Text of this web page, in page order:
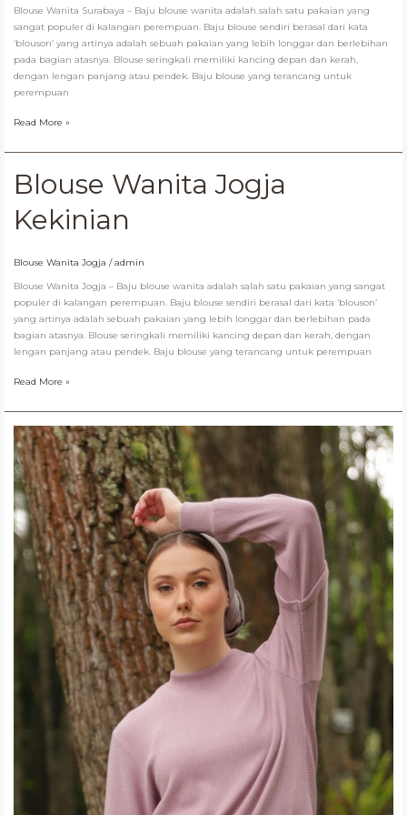
Blouse Wanita Surabaya – Baju blouse wanita adalah salah satu pakaian yang
sangat populer di kalangan perempuan. Baju blouse sendiri berasal dari kata
‘blouson’ yang artinya adalah sebuah pakaian yang lebih longgar dan berlebihan
pada bagian atasnya. Blouse seringkali memiliki kancing depan dan kerah,
dengan lengan panjang atau pendek. Baju blouse yang terancang untuk
perempuan
Read More »
Blouse Wanita Jogja
Kekinian
Blouse Wanita Jogja /admin
Blouse Wanita Jogja – Baju blouse wanita adalah salah satu pakaian yang sangat
populer di kalangan perempuan. Baju blouse sendiri berasal dari kata ‘blouson’
yang artinya adalah sebuah pakaian yang lebih longgar dan berlebihan pada
bagian atasnya. Blouse seringkali memiliki kancing depan dan kerah, dengan
lengan panjang atau pendek. Baju blouse yang terancang untuk perempuan
Blouse
Wanita
Kekinian
Read More »
Blouse
Wanita
Padang
Kekinian